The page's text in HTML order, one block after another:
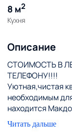
8 м2
Кухня
Описание
СТОИМОСТЬ В
ТЕЛЕФОНУ!!!!
Уютная,чистая
необходимым
находится
которой
10 минут пешей
Читать дальше